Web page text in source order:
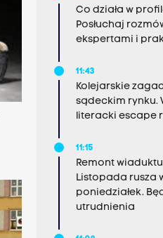
Co działa w
Posłuchaj
ekspertami i
11:43
Kolejarskie
sądeckim rynku.
literacki escape
11:15
Remont
Listopada rusza
poniedziałek.
utrudnienia